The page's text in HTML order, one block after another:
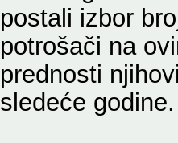
postali izbor
potrošači na
prednosti
sledeće godine.